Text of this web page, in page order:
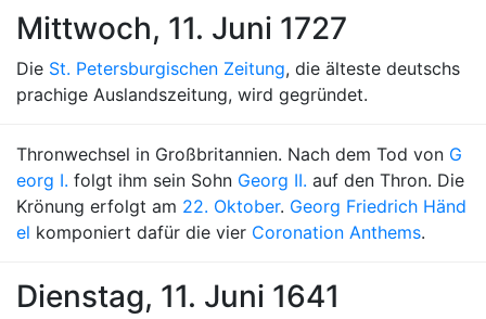
Mittwoch, 11. Juni 1727
Die St. Petersburgischen Zeitung, die älteste deutschs
prachige Auslandszeitung, wird gegründet.
Thronwechsel in Großbritannien. Nach dem Tod von G
eorg I. folgt ihm sein Sohn Georg II. auf den Thron. Die
Krönung erfolgt am 22. Oktober. Georg Friedrich Händ
el komponiert dafür die vier Coronation Anthems.
Dienstag, 11. Juni 1641